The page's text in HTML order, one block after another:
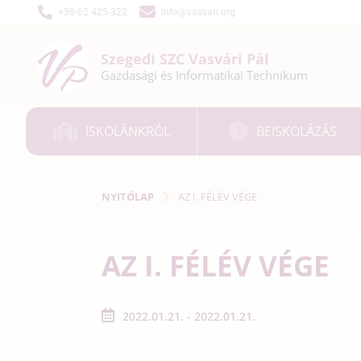
+36-62 425-322 info@vasvari.org
Szegedi SZC Vasvári Pál
Gazdasági és Informatikai Technikum
ISKOLÁNKRÓL BEISKOLÁZÁS
NYITÓLAP AZ I. FÉLÉV VÉGE
AZ I. FÉLÉV VÉGE
2022.01.21. - 2022.01.21.